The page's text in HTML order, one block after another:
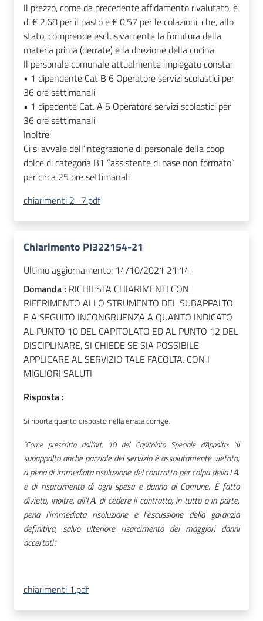
Il prezzo, come da precedente affidamento rivalutato, è
di € 2,68 per il pasto e € 0,57 per le colazioni, che, allo
stato, comprende esclusivamente la fornitura della
materia prima (derrate) e la direzione della cucina.
Il personale comunale attualmente impiegato consta:
• 1 dipendente Cat B 6 Operatore servizi scolastici per
36 ore settimanali
• 1 dipedente Cat. A 5 Operatore servizi scolastici per
36 ore settimanali
Inoltre:
Ci si avvale dell’integrazione di personale della coop
dolce di categoria B1 “assistente di base non formato”
per circa 25 ore settimanali
chiarimenti 2- 7.pdf
Chiarimento PI322154-21
Ultimo aggiornamento: 14/10/2021 21:14
Domanda : RICHIESTA CHIARIMENTI CON
RIFERIMENTO ALLO STRUMENTO DEL SUBAPPALTO
E A SEGUITO INCONGRUENZA A QUANTO INDICATO
AL PUNTO 10 DEL CAPITOLATO ED AL PUNTO 12 DEL
DISCIPLINARE, SI CHIEDE SE SIA POSSIBILE
APPLICARE AL SERVIZIO TALE FACOLTA'. CON I
MIGLIORI SALUTI
Risposta :
Si riporta quanto disposto nella errata corrige.
“Come prescritto dall’art. 10 del Capitolato Speciale d’Appalto: “Il
subappalto anche parziale del servizio è assolutamente vietato,
a pena di immediata risoluzione del contratto per colpa della I.A.
e di risarcimento di ogni spesa e danno al Comune. È fatto
divieto, inoltre, all’I.A. di cedere il contratto, in tutto o in parte,
pena l’immediata risoluzione e l’escussione della garanzia
definitiva, salvo ulteriore risarcimento dei maggiori danni
accertati”.
chiarimenti 1.pdf